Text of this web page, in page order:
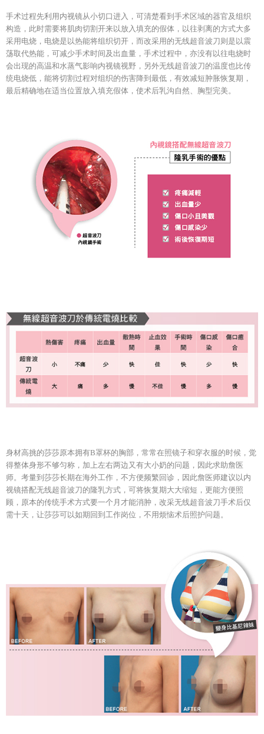
手术过程先利用内视镜从小切口进入，可清楚看到手术区域的器官及组织
构造，此时需要将肌肉切割开来以放入填充的假体，以往剥离的方式大多
采用电烧，电烧是以热能将组织切开，而改采用的无线超音波刀则是以震
荡取代热能，可减少手术时间及出血量，手术过程中，亦没有以往电烧时
会出现的高温和水蒸气影响内视镜视野，另外无线超音波刀的温度也比传
统电烧低，能将切割过程对组织的伤害降到最低，有效减短肿胀恢复期，
最后精确地在适当位置放入填充假体，使术后乳沟自然、胸型完美。
身材高挑的莎莎原本拥有B罩杯的胸部，常常在照镜子和穿衣服的时候，觉
得整体身形不够匀称，加上左右两边又有大小奶的问题，因此求助詹医
师。考量到莎莎长期在海外工作，不方便频繁回诊，因此詹医师建议以内
视镜搭配无线超音波刀的隆乳方式，可将恢复期大大缩短，更能方便照
顾，原本的传统手术方式要一个月才能消肿，改采无线超音波刀手术后仅
需十天，让莎莎可以如期回到工作岗位，不用烦恼术后照护问题。